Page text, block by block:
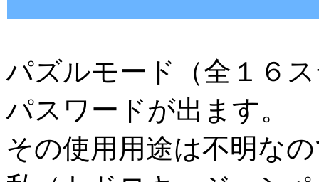
パズルモード（全１６
パスワードが出ます。
その使用用途は不明な